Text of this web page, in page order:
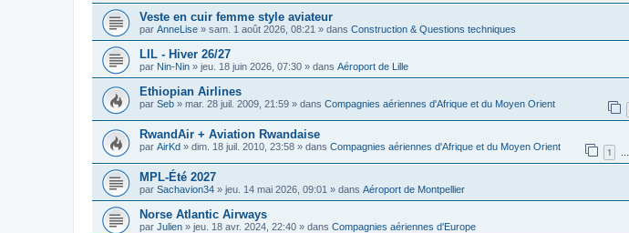
Veste en cuir femme style aviateur
par AnneLise » sam. 1 août 2026, 08:21 » dans Construction & Questions techniques
LIL - Hiver 26/27
par Nin-Nin » jeu. 18 juin 2026, 07:30 » dans Aéroport de Lille
Ethiopian Airlines
par Seb » mar. 28 juil. 2009, 21:59 » dans Compagnies aériennes d'Afrique et du Moyen Orient
RwandAir + Aviation Rwandaise
par AirKd » dim. 18 juil. 2010, 23:58 » dans Compagnies aériennes d'Afrique et du Moyen Orient 1 …
MPL-Été 2027
par Sachavion34 » jeu. 14 mai 2026, 09:01 » dans Aéroport de Montpellier
Norse Atlantic Airways
par Julien » jeu. 18 avr. 2024, 22:40 » dans Compagnies aériennes d'Europe